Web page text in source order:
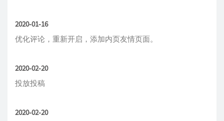
2020-01-16
优化评论，重新开启，添加内页友情页面。
2020-02-20
投放投稿
2020-02-20